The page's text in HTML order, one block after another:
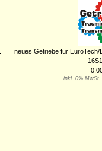
neues Getriebe für
inkl. 0% MwSt.